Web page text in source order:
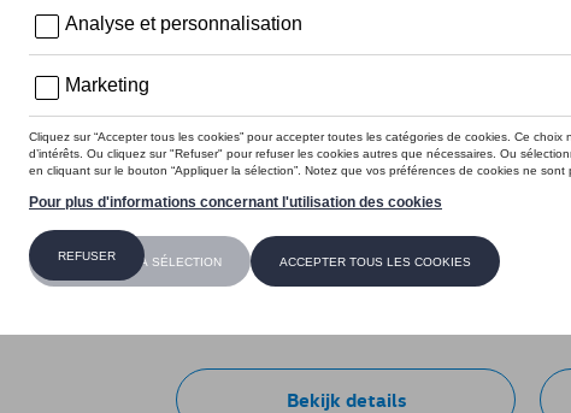
VW hoodie Fire & Ice, zwart
Referentie: 10B084130AF041
Bekijk details